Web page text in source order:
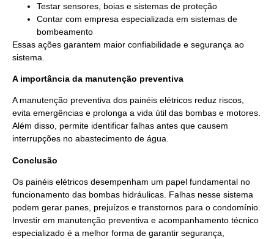
Testar sensores, boias e sistemas de proteção
Contar com empresa especializada em sistemas de
bombeamento
Essas ações garantem maior confiabilidade e segurança ao
sistema.
A importância da manutenção preventiva
A manutenção preventiva dos painéis elétricos reduz riscos,
evita emergências e prolonga a vida útil das bombas e motores.
Além disso, permite identificar falhas antes que causem
interrupções no abastecimento de água.
Conclusão
Os painéis elétricos desempenham um papel fundamental no
funcionamento das bombas hidráulicas. Falhas nesse sistema
podem gerar panes, prejuízos e transtornos para o condomínio.
Investir em manutenção preventiva e acompanhamento técnico
especializado é a melhor forma de garantir segurança,